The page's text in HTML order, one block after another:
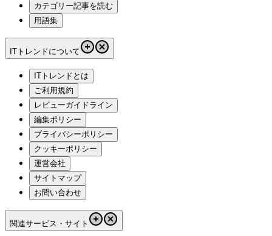
カテゴリー記事を読む
用語集
ITトレンドについて
ITトレンドとは
ご利用規約
レビューガイドライン
編集ポリシー
プライバシーポリシー
クッキーポリシー
運営会社
サイトマップ
お問い合わせ
関連サービス・サイト